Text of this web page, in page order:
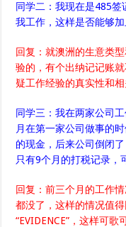
同学二：我现在是485
我工作，这样是否能够
回复：就澳洲的生意类
验的，有个出纳记记账
疑工作经验的真实性和
同学三：我在两家公司
月在第一家公司做事的
的现金，后来公司倒闭
只有9个月的打税记录，
回复：前三个月的工作
都没了，这样的情况值
“EVIDENCE”，这样可